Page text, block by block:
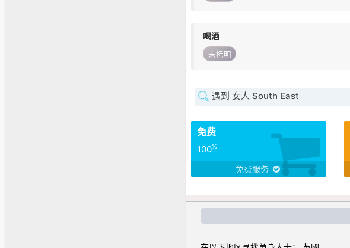
喝酒
未标明
遇到 女人 South East
免费
100%
免费服务